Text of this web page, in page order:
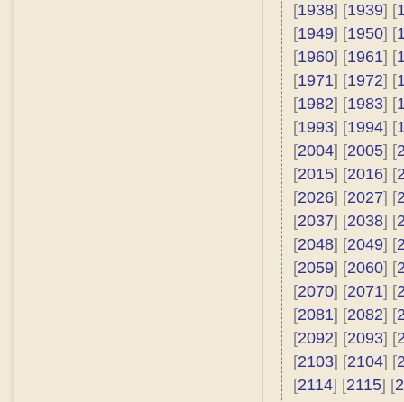
[1938] [1939] [
[1949] [1950] [
[1960] [1961] [
[1971] [1972] [
[1982] [1983] [
[1993] [1994] [
[2004] [2005] [
[2015] [2016] [
[2026] [2027] [
[2037] [2038] [
[2048] [2049] [
[2059] [2060] [
[2070] [2071] [
[2081] [2082] [
[2092] [2093] [
[2103] [2104] [
[2114] [2115] [